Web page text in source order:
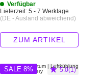
Verfügbar
Lieferzeit: 5 - 7 Werktage
(DE - Ausland abweichend)
ZUM ARTIKEL
SALE 8% 5.0(1)